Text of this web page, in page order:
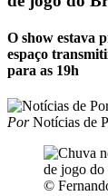
O show estava
espaço
para as 19h
PorNotícias de
©